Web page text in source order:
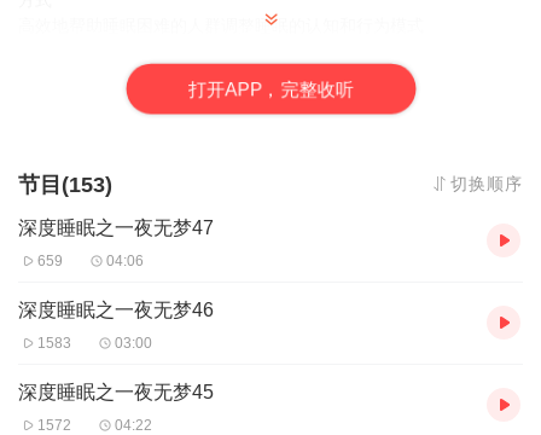
高效地帮助睡眠困难的人群调整睡眠的认知和行为模式
获取并形成健康睡眠模式的新概念和新数据，为人生提供源源不断
打开APP，完整收听
节目(153) 切换顺序
深度睡眠之一夜无梦47
659 04:06
深度睡眠之一夜无梦46
1583 03:00
深度睡眠之一夜无梦45
1572 04:22